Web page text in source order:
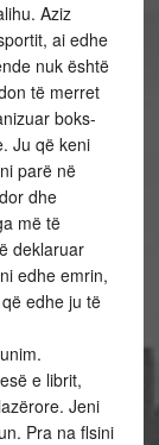
Aziz
ai edhe
nuk është
të merret
boks-
Ju që keni
parë në
dhe
më të
deklaruar
edhe emrin,
edhe ju të
e librit,
Jeni
Pra na flsini